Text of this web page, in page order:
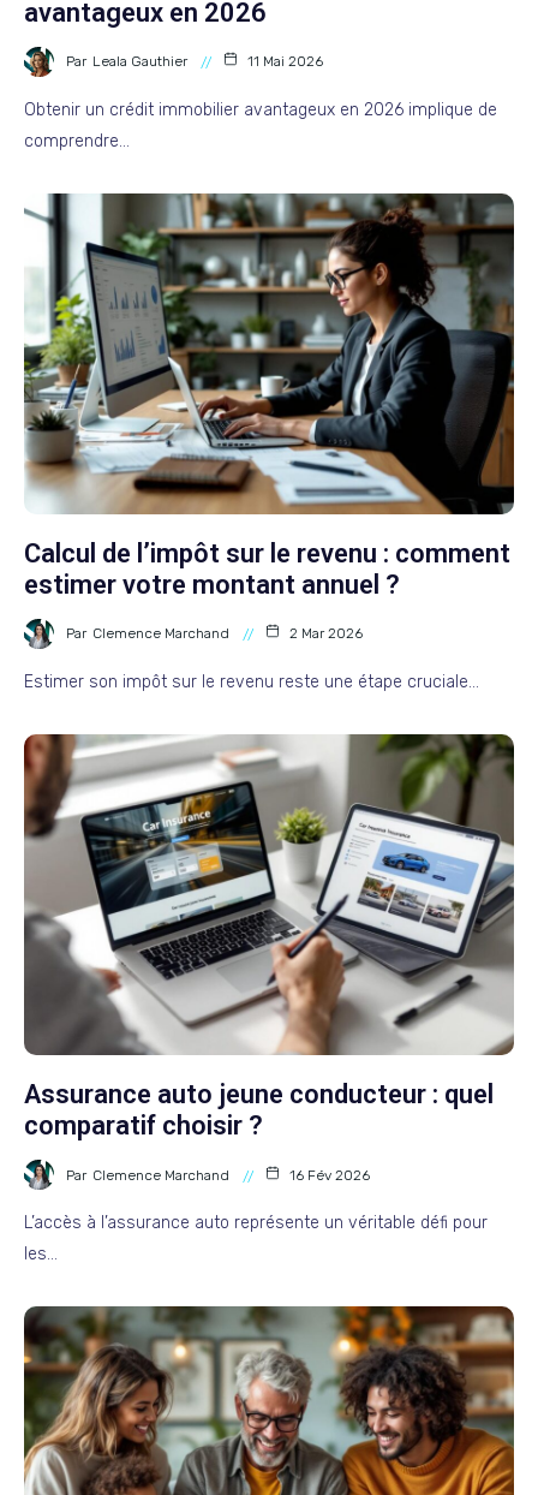
avantageux en 2026
Par Leala Gauthier 11 Mai 2026
Obtenir un crédit immobilier avantageux en 2026 implique de
comprendre…
Calcul de l’impôt sur le revenu : comment
estimer votre montant annuel ?
Par Clemence Marchand 2 Mar 2026
Estimer son impôt sur le revenu reste une étape cruciale…
Assurance auto jeune conducteur : quel
comparatif choisir ?
Par Clemence Marchand 16 Fév 2026
L’accès à l’assurance auto représente un véritable défi pour
les…